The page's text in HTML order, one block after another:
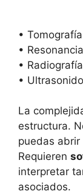
•
•
•
• Ultrasonido
La
estructura.
puedas abrir
Requieren
interpretar
asociados.